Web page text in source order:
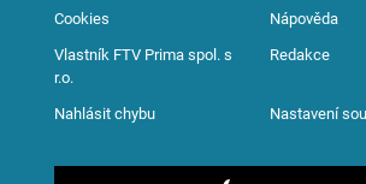
Cookies Nápověda
Vlastník FTV Prima spol. s
r.o.
Redakce
Nahlásit chybu Nastavení